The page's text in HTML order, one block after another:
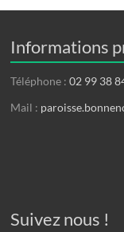
Informations
Téléphone :02 99 38
Mail :
Suivez nous !